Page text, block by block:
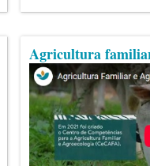
Agricultura